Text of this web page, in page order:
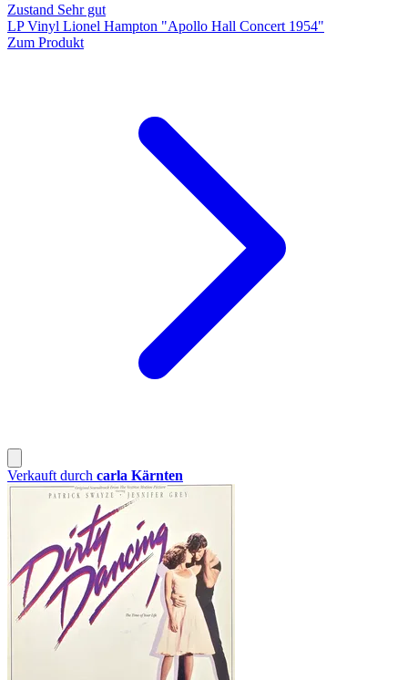
Zustand Sehr gut
LP Vinyl Lionel Hampton "Apollo Hall Concert 1954"
Zum Produkt
Verkauft durch carla Kärnten